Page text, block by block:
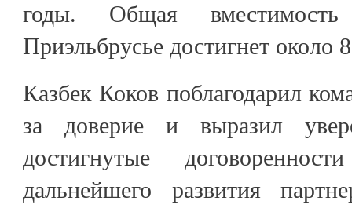
годы. Общая
Приэльбрусье достигнет около
Казбек Коков поблагодарил
за доверие и выразил
достигнутые
дальнейшего развития